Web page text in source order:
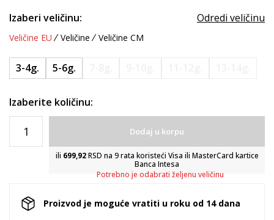
Izaberi veličinu: Odredi veličinu
Veličine EU Veličine Veličine CM
3-4g. 5-6g.
Izaberite količinu:
Dodaj u korpu
ili 699,92RSD na 9 rata koristeći Visa ili MasterCard kartice
Banca Intesa
Potrebno je odabrati željenu veličinu
Proizvod je moguće vratiti u roku od 14 dana